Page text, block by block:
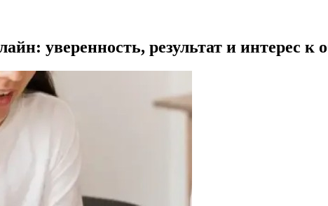
уверенность, результат и интерес к